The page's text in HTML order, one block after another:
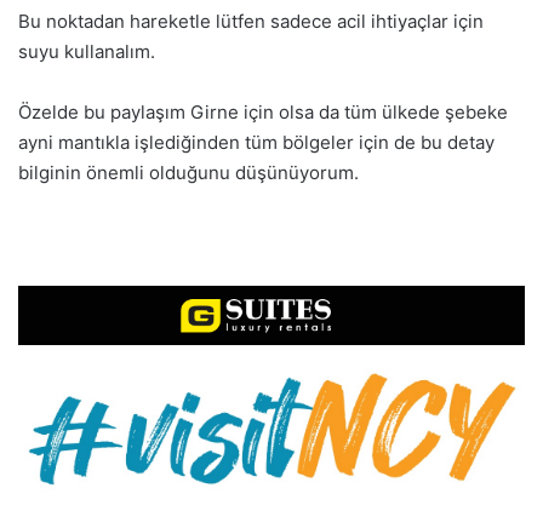
Bu noktadan hareketle lütfen sadece acil ihtiyaçlar için
suyu kullanalım.
Özelde bu paylaşım Girne için olsa da tüm ülkede şebeke
ayni mantıkla işlediğinden tüm bölgeler için de bu detay
bilginin önemli olduğunu düşünüyorum.